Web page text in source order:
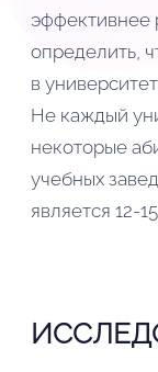
эффективнее
определить,
в
Не каждый
некоторые
учебных
является 12-